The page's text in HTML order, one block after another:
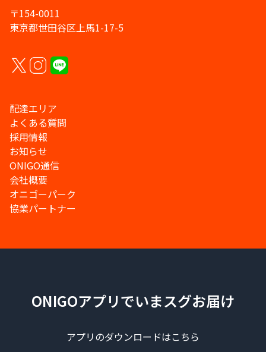
〒154-0011
東京都世田谷区上馬1-17-5
配達エリア
よくある質問
採用情報
お知らせ
ONIGO通信
会社概要
オニゴーパーク
協業パートナー
ONIGOアプリでいまスグお届け
アプリのダウンロードはこちら